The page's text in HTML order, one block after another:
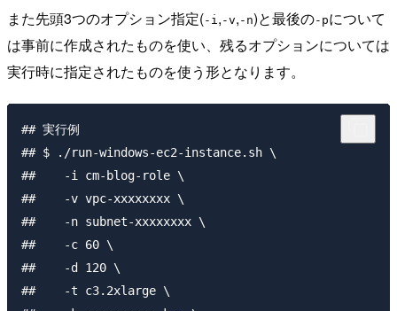
また先頭3つのオプション指定(-i, -v, -n)と最後の-pについて
は事前に作成されたものを使い、残るオプションについては
実行時に指定されたものを使う形となります。
## 実行例
## $ ./run-windows-ec2-instance.sh \
##    -i cm-blog-role \
##    -v vpc-xxxxxxxx \
##    -n subnet-xxxxxxxx \
##    -c 60 \
##    -d 120 \
##    -t c3.2xlarge \